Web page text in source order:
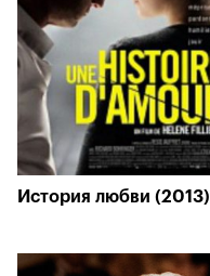
История любви (2013)